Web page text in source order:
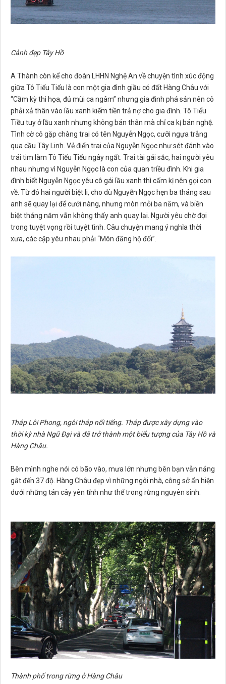
Cảnh đẹp Tây Hồ
A Thành còn kể cho đoàn LHHN Nghệ An về chuyện tình xúc động
giữa Tô Tiểu Tiểu là con một gia đình giầu có đất Hàng Châu với
“Cầm kỳ thi họa, đủ mùi ca ngâm” nhưng gia đình phá sản nên cô
phải xả thân vào lầu xanh kiếm tiền trả nợ cho gia đình. Tô Tiểu
Tiều tuy ở lầu xanh nhưng không bán thân mà chỉ ca kị bán nghệ.
Tình cờ cô gặp chàng trai có tên Nguyễn Ngọc, cưỡi ngựa trắng
qua cầu Tây Linh. Vẻ điển trai của Nguyễn Ngọc như sét đánh vào
trái tim làm Tô Tiểu Tiểu ngây ngất. Trai tài gái sắc, hai người yêu
nhau nhưng vì Nguyễn Ngọc là con của quan triều đình. Khi gia
đình biết Nguyễn Ngọc yêu cô gái lầu xanh thì cấm kị nên gọi con
về. Từ đó hai người biệt li, cho dù Nguyễn Ngọc hẹn ba tháng sau
anh sẽ quay lại để cưới nàng, nhưng mòn mỏi ba năm, và biền
biệt tháng năm vẫn không thấy anh quay lại. Người yêu chờ đợi
trong tuyệt vọng rồi tuyệt tình. Câu chuyện mang ý nghĩa thời
xưa, các cặp yêu nhau phải “Môn đăng hộ đối”.
Tháp Lôi Phong, ngôi tháp nổi tiếng. Tháp được xây dựng vào
thời kỳ nhà Ngũ Đại và đã trở thành một biểu tượng của Tây Hồ và
Hàng Châu.
Bên mình nghe nói có bão vào, mưa lớn nhưng bên bạn vẫn nắng
gắt đến 37 độ. Hàng Châu đẹp vì những ngôi nhà, công sở ẩn hiện
dưới những tán cây yên tĩnh như thể trong rừng nguyên sinh.
Thành phố trong rừng ở Hàng Châu